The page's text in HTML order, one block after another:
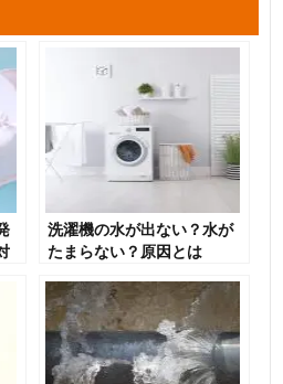
洗濯機の水が出ない？水が
たまらない？原因とは